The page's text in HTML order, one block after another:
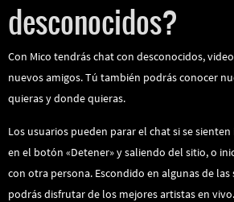
desconocidos?
Con Mico tendrás chat con desconocidos,
nuevos amigos. Tú también podrás conocer
quieras y donde quieras.
Los usuarios pueden parar el chat si se
en el botón «Detener» y saliendo del sitio, o
con otra persona. Escondido en algunas de
podrás disfrutar de los mejores artistas en